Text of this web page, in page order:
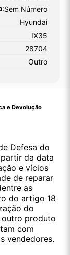
Sem Número
Hyundai
IX35
28704
Outro
e Devolução
Defesa do
da data
e vícios
de reparar
as
do artigo 18
do
produto
com
vendedores.